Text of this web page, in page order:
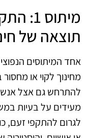
תוצאה של
אחד המיתוסים
מחינוך לקוי או
להתרחש גם אצל
מעידים על בעיות
לגרום להתקפי זעם,